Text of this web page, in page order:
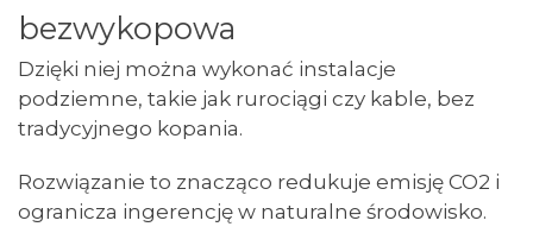
bezwykopowa
Dzięki niej można wykonać instalacje
podziemne, takie jak rurociągi czy kable, bez
tradycyjnego kopania.
Rozwiązanie to znacząco redukuje emisję CO2 i
ogranicza ingerencję w naturalne środowisko.